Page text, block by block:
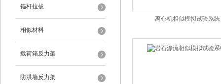
锚杆拉拔
相似材料
载荷箱反力架
防洪墙反力架
离心机相似模拟试验系统